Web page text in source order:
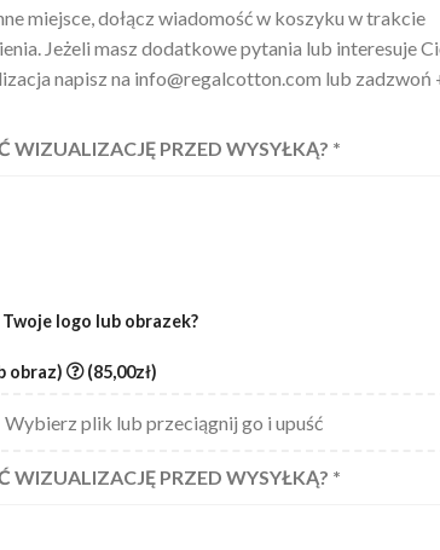
miejsce, dołącz wiadomość w koszyku w trakcie
Jeżeli masz dodatkowe pytania lub interesuje
napisz na info@regalcotton.com lub zadzwoń
WIZUALIZACJĘ PRZED WYSYŁKĄ? *
logo lub obrazek?
obraz) (85,00zł)
Wybierz plik lub przeciągnij go i upuść
WIZUALIZACJĘ PRZED WYSYŁKĄ? *